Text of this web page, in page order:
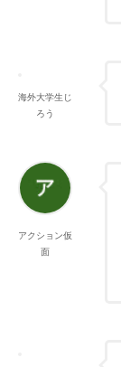
海外大学生じ
ろう
アクション仮
面